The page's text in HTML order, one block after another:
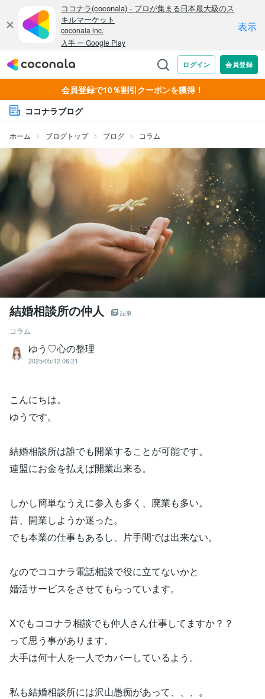
会員登録で10％割引クーポンを獲得！
ココナラブログ
ホーム ブログトップ ブログ コラム
結婚相談所の仲人 記事
コラム
ゆう♡心の整理
2025/05/12 06:21
こんにちは。
ゆうです。
結婚相談所は誰でも開業することが可能です。
連盟にお金を払えば開業出来る。
しかし簡単なうえに参入も多く、廃業も多い。
昔、開業しようか迷った。
でも本業の仕事もあるし、片手間では出来ない。
なのでココナラ電話相談で役に立てないかと
婚活サービスをさせてもらっています。
Xでもココナラ相談でも仲人さん仕事してますか？？
って思う事があります。
大手は何十人を一人でカバーしているよう。
私も結婚相談所には沢山愚痴があって、、、。